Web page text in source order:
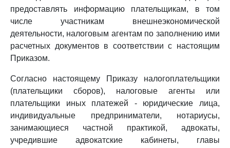
предоставлять информацию плательщикам, в том
числе участникам внешнеэкономической
деятельности, налоговым агентам по заполнению ими
расчетных документов в соответствии с настоящим
Приказом.
Согласно настоящему Приказу налогоплательщики
(плательщики сборов), налоговые агенты или
плательщики иных платежей - юридические лица,
индивидуальные предприниматели, нотариусы,
занимающиеся частной практикой, адвокаты,
учредившие адвокатские кабинеты, главы